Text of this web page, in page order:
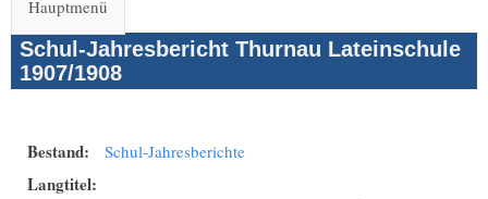
Hauptmenü
Schul-Jahresbericht Thurnau Lateinschule
1907/1908
Bestand: Schul-Jahresberichte
Langtitel: